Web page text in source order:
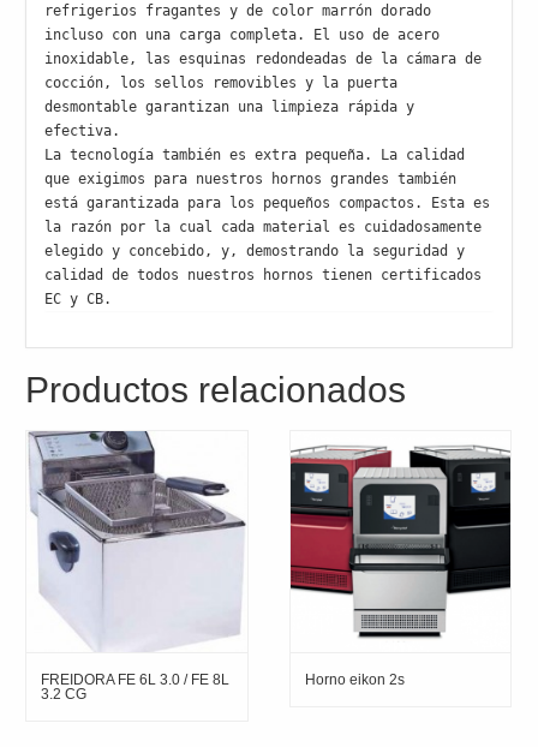
refrigerios fragantes y de color marrón dorado
incluso con una carga completa. El uso de acero
inoxidable, las esquinas redondeadas de la cámara de
cocción, los sellos removibles y la puerta
desmontable garantizan una limpieza rápida y
efectiva.
La tecnología también es extra pequeña. La calidad
que exigimos para nuestros hornos grandes también
está garantizada para los pequeños compactos. Esta es
la razón por la cual cada material es cuidadosamente
elegido y concebido, y, demostrando la seguridad y
calidad de todos nuestros hornos tienen certificados
EC y CB.
Productos relacionados
FREIDORA FE 6L 3.0 / FE 8L
3.2 CG
Horno eikon 2s